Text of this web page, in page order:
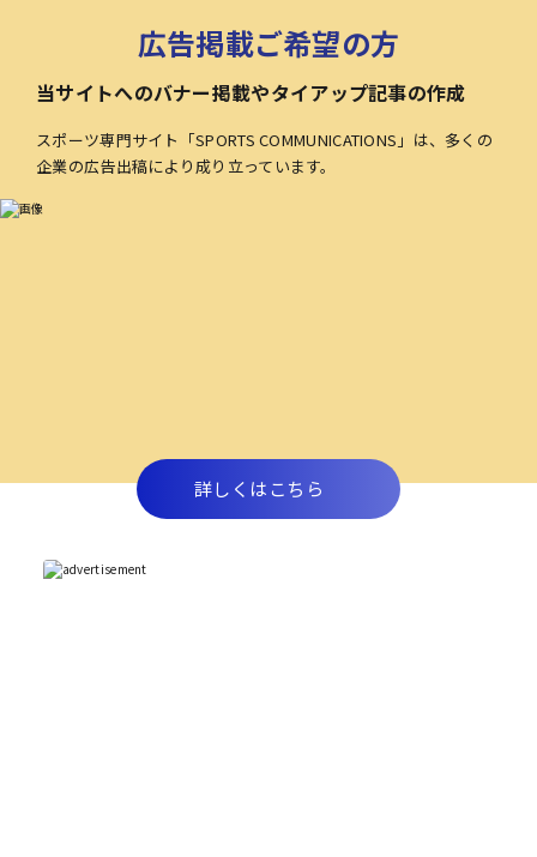
広告掲載ご希望の方
当サイトへのバナー掲載やタイアップ記事の作成
スポーツ専門サイト「SPORTS COMMUNICATIONS」は、多くの
企業の広告出稿により成り立っています。
詳しくはこちら